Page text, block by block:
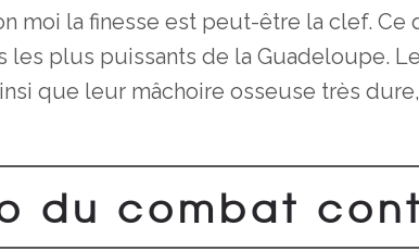
moi la finesse est peut-être la clef. Ce
les plus puissants de la Guadeloupe.
que leur mâchoire osseuse très
du combat